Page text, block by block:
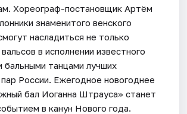
Хореограф-постановщик Артём
знаменитого венского
насладиться не только
в исполнении известного
бальными танцами лучших
России. Ежегодное новогоднее
бал Иоганна Штрауса» станет
в канун Нового года.